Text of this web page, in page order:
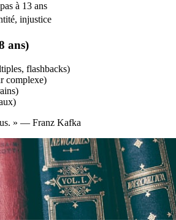
à 13 ans
injustice
ans)
flashbacks)
complexe)
» — Franz Kafka